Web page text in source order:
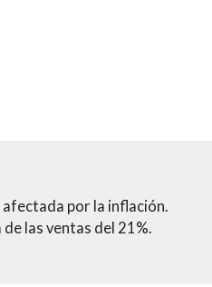
afectada por la inflación.
las ventas del 21%.